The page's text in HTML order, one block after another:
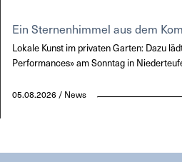
Ein Sternenhimmel aus dem
Lokale Kunst im privaten Garten: Dazu
Performances» am Sonntag in
05.08.2026 / News